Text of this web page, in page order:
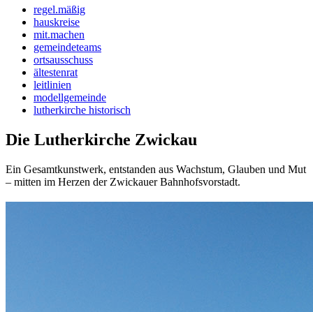
regel.mäßig
hauskreise
mit.machen
gemeindeteams
ortsausschuss
ältestenrat
leitlinien
modellgemeinde
lutherkirche historisch
Die Lutherkirche Zwickau
Ein Gesamtkunstwerk, entstanden aus Wachstum, Glauben und Mut
– mitten im Herzen der Zwickauer Bahnhofsvorstadt.